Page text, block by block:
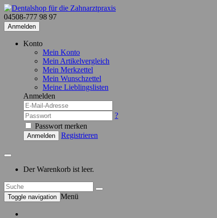
04508-777 98 97
Anmelden
Konto
Mein Konto
Mein Artikelvergleich
Mein Merkzettel
Mein Wunschzettel
Meine Lieblingslisten
Anmelden
?
Passwort merken
Anmelden Registrieren
Der Warenkorb ist leer.
Toggle navigation Menü